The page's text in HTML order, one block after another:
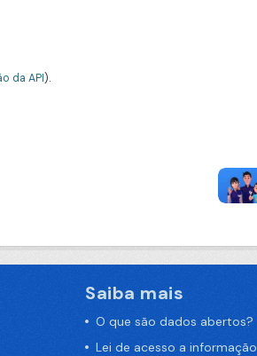
da API).
Saiba mais
O que são dados abertos?
Lei de acesso a informação